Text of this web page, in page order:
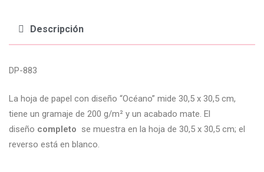
Descripción
DP-883
La hoja de papel con diseño “Océano” mide 30,5 x 30,5 cm,
tiene un gramaje de 200 g/m² y un acabado mate. El
diseño completo se muestra en la hoja de 30,5 x 30,5 cm; el
reverso está en blanco.